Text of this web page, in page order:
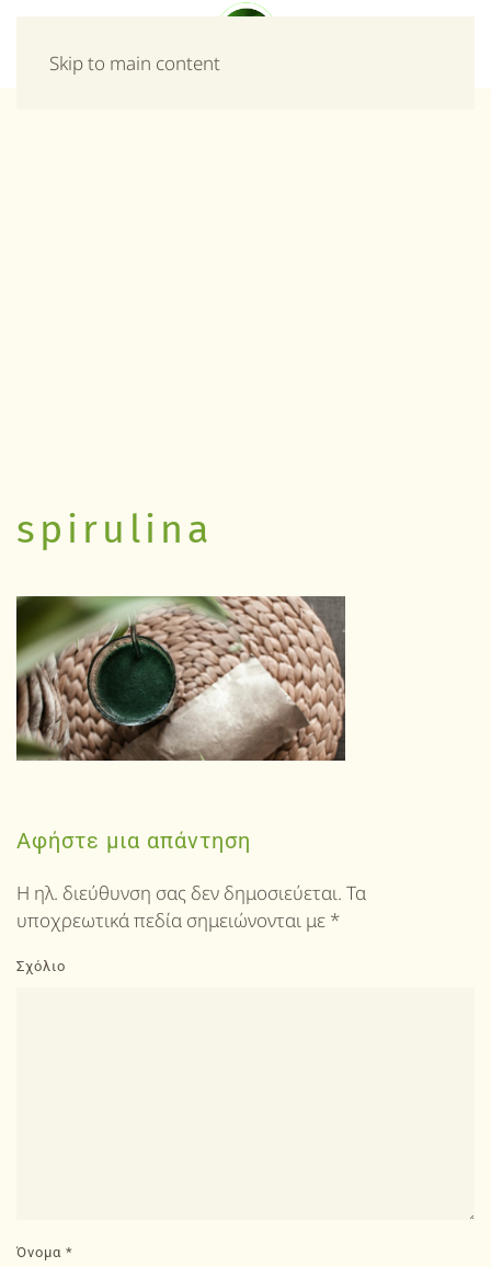
Skip to main content
spirulina
Αφήστε μια απάντηση
Η ηλ. διεύθυνση σας δεν δημοσιεύεται. Τα
υποχρεωτικά πεδία σημειώνονται με *
Σχόλιο
Όνομα *